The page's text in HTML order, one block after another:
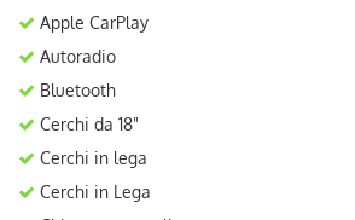
Apple CarPlay
Autoradio
Bluetooth
Cerchi da 18"
Cerchi in lega
Cerchi in Lega